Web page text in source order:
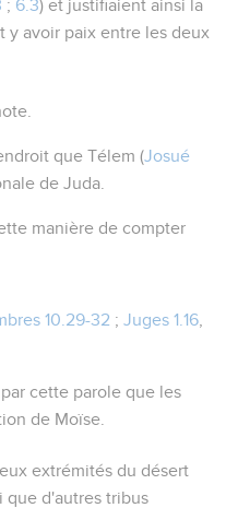
; 6.3) et justifiaient ainsi la
y avoir paix entre les deux
que Télem (Josué
de Juda.
manière de compter
10.29-32 ;Juges 1.16
par cette parole que les
de Moïse.
extrémités du désert
que d'autres tribus